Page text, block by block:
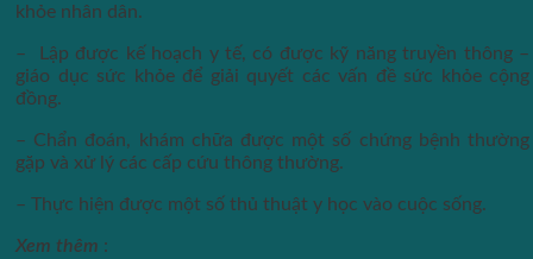
khỏe nhân dân.
– Lập được kế hoạch y tế, có được kỹ năng truyền thông –
giáo dục sức khỏe để giải quyết các vấn đề sức khỏe cộng
đồng.
– Chẩn đoán, khám chữa được một số chứng bệnh thường
gặp và xử lý các cấp cứu thông thường.
– Thực hiện được một số thủ thuật y học vào cuộc sống.
Xem thêm :